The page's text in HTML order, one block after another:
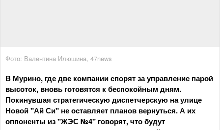
Фото: Валентина Илюшина, 47news
В Мурино, где две компании спорят за управление парой
высоток, вновь готовятся к беспокойным дням.
Покинувшая стратегическую диспетчерскую на улице
Новой "Ай Си" не оставляет планов вернуться. А их
оппоненты из "ЖЭС №4" говорят, что будут